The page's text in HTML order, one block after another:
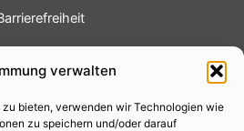
verwalten
zu bieten, verwenden wir Technologien wie
zu speichern und/oder darauf
Fotoservice
Videoservice